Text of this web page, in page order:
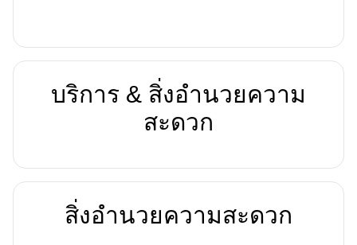
บริการ & สิ่งอำนวยความ
สะดวก
สิ่งอำนวยความสะดวก